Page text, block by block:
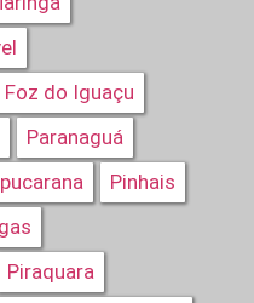
Foz do Iguaçu
Paranaguá
Pinhais
Piraquara